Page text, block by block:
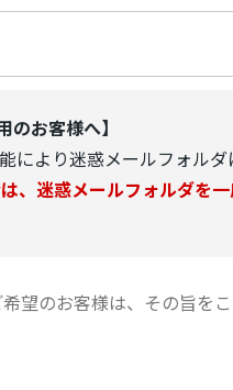
お客様へ】
により迷惑メールフォル
、迷惑メールフォルダを